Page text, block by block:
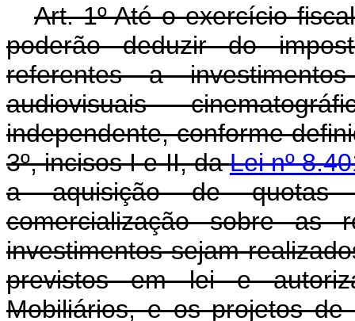
Art. 1º Até o exercício
poderão deduzir do
referentes a
audiovisuais
independente, conforme
3º, incisos I e II, daLei nº
a aquisição de quotas
comercialização sobre as
investimentos sejam
previstos em lei e
Mobiliários, e os projetos de